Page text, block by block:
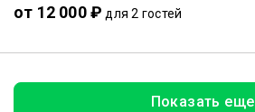
от 12 000 ₽ для 2 гостей
Показать еще